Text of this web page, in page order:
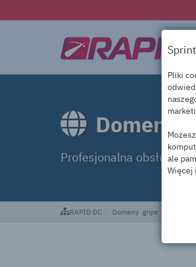
Domeny
Profesjonalna obsługa
RAPID DC Domeny .gripe
Pliki
ale
Więcej